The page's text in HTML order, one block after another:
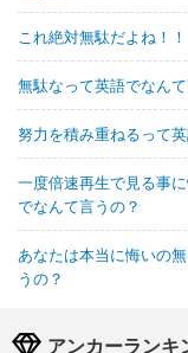
これ絶対無駄だよね！
無駄なって英語でなん
努力を積み重ねるって
一度倍速再生で見る事
でなんて言うの？
あなたは本当に悔いの
うの？
アンカーランキ